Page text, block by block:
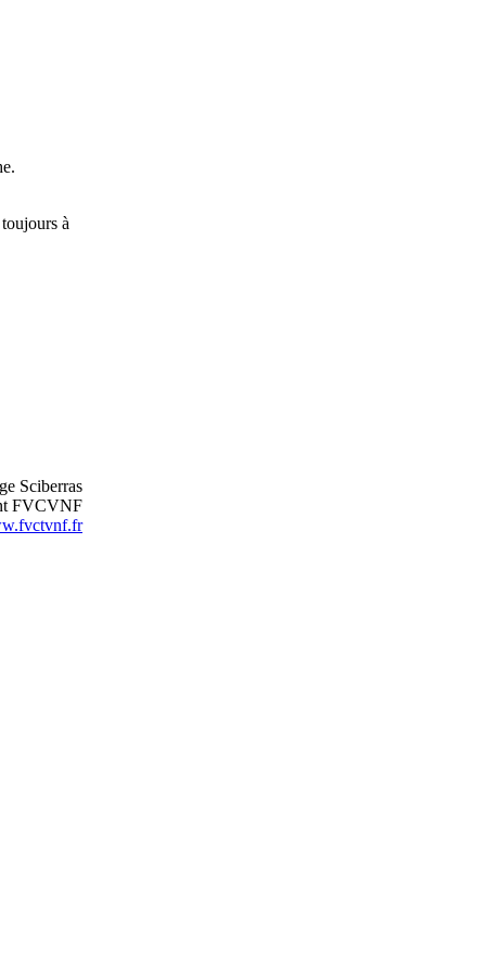
à
Sciberras
FVCVNF